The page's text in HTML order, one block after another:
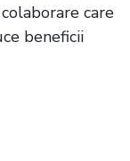
care
beneficii